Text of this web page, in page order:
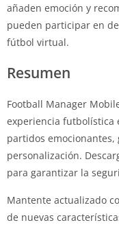
añaden emoción y
pueden participar en
fútbol virtual.
Resumen
Football Manager
experiencia futbolística
partidos emocionantes,
personalización.
para garantizar la
Mantente actualizado
de nuevas